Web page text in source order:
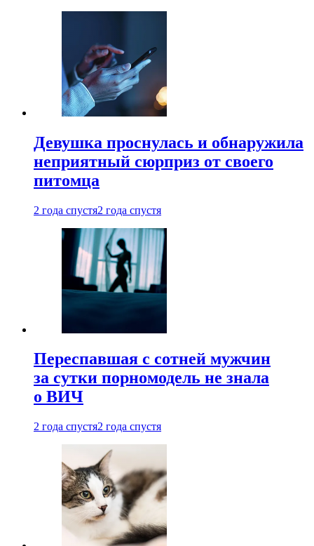
Девушка проснулась и обнаружила
неприятный сюрприз от своего
питомца
2 года спустя2 года спустя
Переспавшая с сотней мужчин
за сутки порномодель не знала
о ВИЧ
2 года спустя2 года спустя